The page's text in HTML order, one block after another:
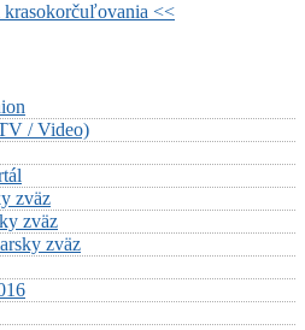
krasokorčuľovania <<
/ Video)
zväz
zväz
zväz